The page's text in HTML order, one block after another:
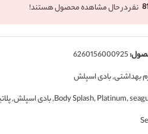
نفر در حال مشاهده محصول هستند!
6260156000925
بهداشتی,بادی اسپلش
Body Splash,Platinum,
,بادی اسپلش,